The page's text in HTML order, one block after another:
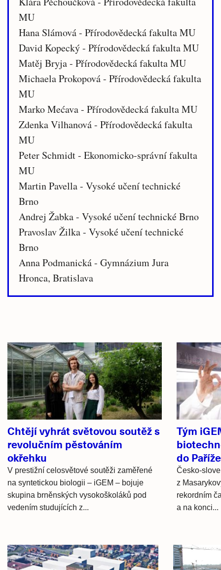
MU
Hana Slámová - Přírodovědecká fakulta MU
David Kopecký - Přírodovědecká fakulta MU
Matěj Bryja - Přírodovědecká fakulta MU
Michaela Prokopová - Přírodovědecká fakulta
MU
Marko Mećava - Přírodovědecká fakulta MU
Zdenka Vilhanová - Přírodovědecká fakulta
MU
Peter Schmidt - Ekonomicko-správní fakulta
MU
Martin Pavella - Vysoké učení technické
Brno
Andrej Žabka - Vysoké učení technické Brno
Pravoslav Žilka - Vysoké učení technické
Brno
Anna Podmanická - Gymnázium Jura
Hronca, Bratislava
Související
články
Chtějí vyhrát světovou soutěž s
revolučním pěstováním
okřehku
V prestižní celosvětové soutěži zaměřené
na syntetickou biologii – iGEM – bojuje
skupina brněnských vysokoškoláků pod
vedením studujících z...
Tým
do Paříže
Česko-
z
rekordním
a na konci...
Hlavní
novinky